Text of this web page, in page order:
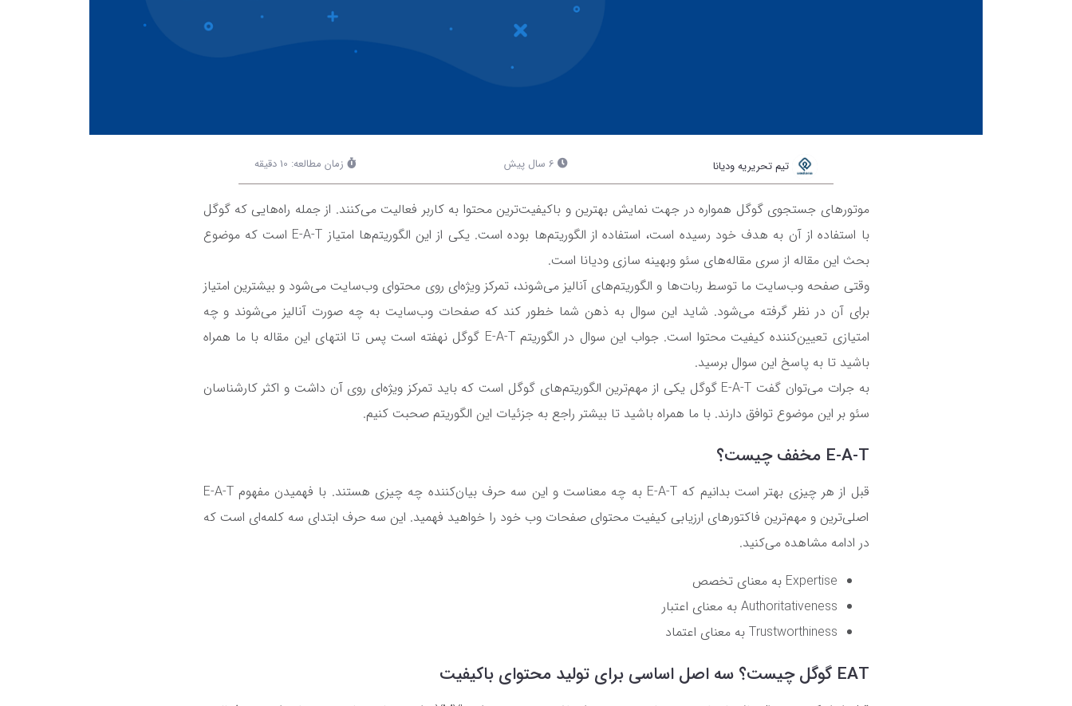
تیم تحریریه ودیانا زمان مطالعه: 10 دقیقه
موتورهای جستجوی گوگل همواره در جهت نمایش بهترین و باکیفیت‌ترین محتوا به کاربر فعالیت می‌کنند. از جمله راه‌هایی که گوگل
با استفاده از آن به هدف خود رسیده است، استفاده از الگوریتم‌ها بوده است. یکی از این الگوریتم‌ها امتیاز E-A-T است که موضوع
بحث این مقاله از سری مقاله‌های سئو وبهینه سازی ودیانا است.
وقتی صفحه وب‌سایت ما توسط ربات‌ها و الگوریتم‌های آنالیز می‌شوند، تمرکز ویژه‌ای روی محتوای وب‌سایت می‌شود و بیشترین امتیاز
برای آن در نظر گرفته می‌شود. شاید این سوال به ذهن شما خطور کند که صفحات وب‌سایت به چه صورت آنالیز می‌شوند و چه
امتیازی تعیین‌کننده کیفیت محتوا است. جواب این سوال در الگوریتمE-A-T گوگل نهفته است پس تا انتهای این مقاله با ما همراه
باشید تا به پاسخ این سوال برسید.
به جرات می‌توان گفت E-A-T گوگل یکی از مهم‌ترین الگوریتم‌های گوگل است که باید تمرکز ویژه‌ای روی آن داشت و اکثر کارشناسان
سئو بر این موضوع توافق دارند. با ما همراه باشید تا بیشتر راجع به جزئیات این الگوریتم صحبت کنیم.
E-A-T مخفف چیست؟
قبل از هر چیزی بهتر است بدانیم که E-A-T به چه معناست و این سه حرف بیان‌کننده چه چیزی هستند. با فهمیدن مفهومE-A-T
اصلی‌ترین و مهم‌ترین فاکتورهای ارزیابی کیفیت محتوای صفحات وب خود را خواهید فهمید. این سه حرف ابتدای سه کلمه‌ای است که
در ادامه مشاهده می‌کنید.
Expertise به معنای تخصص
Authoritativeness به معنای اعتبار
Trustworthiness به معنای اعتماد
EAT گوگل چیست؟ سه اصل اساسی برای تولید محتوای باکیفیت